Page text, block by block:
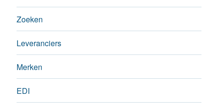
Zoeken
Leveranciers
Merken
EDI